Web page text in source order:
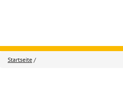
Startseite /